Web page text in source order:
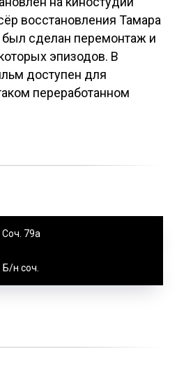
восстановления Тамара
сделан перемонтаж и
эпизодов. В
доступен для
переработанном
Соч. 79а
Б/н соч.